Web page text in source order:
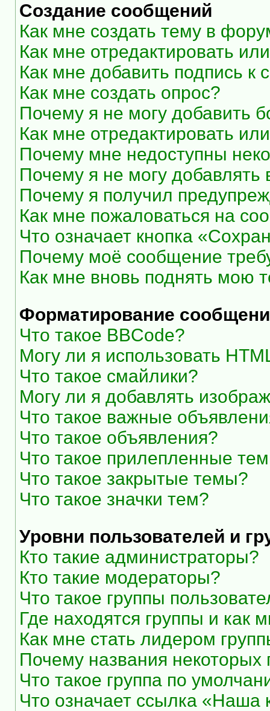
Создание сообщений
Как мне создать тему в
Как мне отредактировать
Как мне добавить подпись
Как мне создать опрос?
Почему я не могу добавить
Как мне отредактировать
Почему мне недоступны
Почему я не могу добавлять
Почему я получил
Как мне пожаловаться на
Что означает кнопка
Почему моё сообщение
Как мне вновь поднять мою
Форматирование
Что такое BBCode?
Могу ли я использовать
Что такое смайлики?
Могу ли я добавлять
Что такое важные
Что такое объявления?
Что такое прилепленные
Что такое закрытые темы?
Что такое значки тем?
Уровни пользователей и
Кто такие администраторы?
Кто такие модераторы?
Что такое группы
Где находятся группы и как
Как мне стать лидером
Почему названия
Что такое группа по
Что означает ссылка «Наша